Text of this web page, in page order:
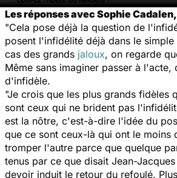
Les réponses avec Sophie
"Cela pose déjà la question de
posent l'infidélité déjà dans le
cas des grands jaloux, on regarde
Même sans imaginer passer à l'acte,
d'infidèle.
"Je crois que les plus grands fidèles
sont ceux qui ne brident pas
est la nôtre, c'est-à-dire l'idée du
que ce sont ceux-là qui ont le moins
tromper l'autre parce que quelque
tenus par ce que disait Jean-
devoir induit le retour du refoulé.